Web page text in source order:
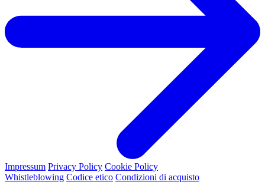
Impressum Privacy Policy Cookie Policy
Whistleblowing Codice etico Condizioni di acquisto